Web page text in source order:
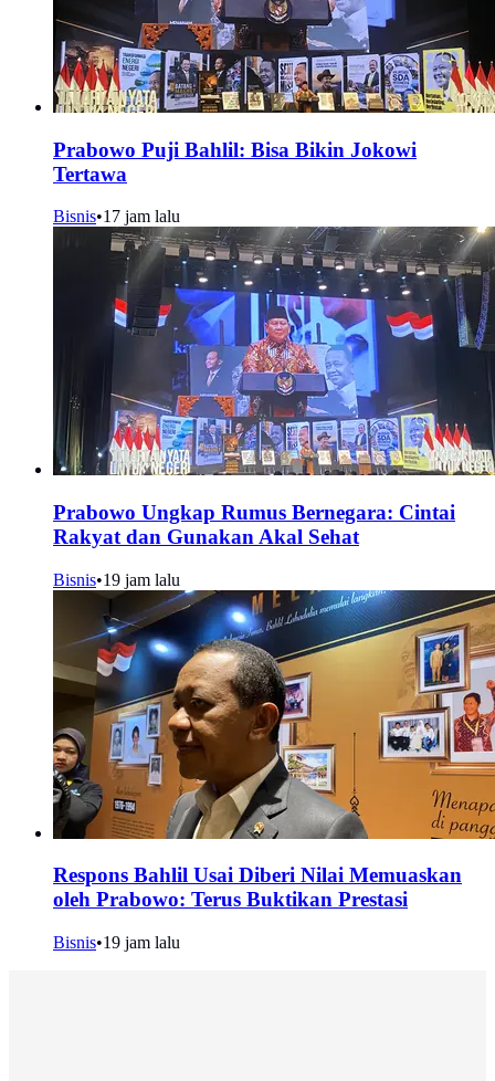
Prabowo Puji Bahlil: Bisa Bikin Jokowi
Tertawa
Bisnis•17 jam lalu
Prabowo Ungkap Rumus Bernegara: Cintai
Rakyat dan Gunakan Akal Sehat
Bisnis•19 jam lalu
Respons Bahlil Usai Diberi Nilai Memuaskan
oleh Prabowo: Terus Buktikan Prestasi
Bisnis•19 jam lalu